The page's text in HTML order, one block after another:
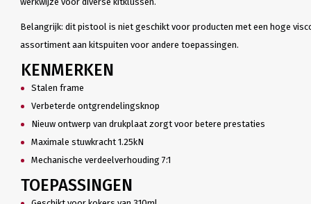
Belangrijk: dit pistool is niet geschikt voor producten met een hoge
assortiment aan kitspuiten voor andere toepassingen.
KENMERKEN
Stalen frame
Verbeterde ontgrendelingsknop
Nieuw ontwerp van drukplaat zorgt voor betere prestaties
Maximale stuwkracht 1.25kN
Mechanische verdeelverhouding 7:1
TOEPASSINGEN